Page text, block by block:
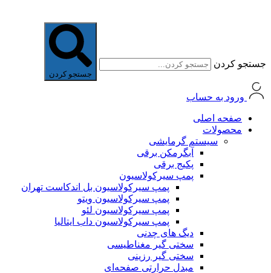
جستجو کردن
جستجو کردن
ورود به حساب
صفحه اصلی
محصولات
سیستم گرمایشی
آبگرمکن برقی
پکیج برقی
پمپ سیرکولاسیون
پمپ سیرکولاسیون بل اندکاست تهران
پمپ سیرکولاسیون ویتو
پمپ سیرکولاسیون لئو
پمپ سیرکولاسیون داب ایتالیا
دیگ های چدنی
سختی گیر مغناطیسی
سختی گیر رزینی
مبدل حرارتی صفحه‌ای